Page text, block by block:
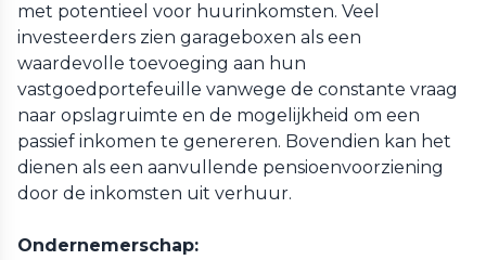
met potentieel voor huurinkomsten. Veel
investeerders zien garageboxen als een
waardevolle toevoeging aan hun
vastgoedportefeuille vanwege de constante vraag
naar opslagruimte en de mogelijkheid om een
passief inkomen te genereren. Bovendien kan het
dienen als een aanvullende pensioenvoorziening
door de inkomsten uit verhuur.
Ondernemerschap: